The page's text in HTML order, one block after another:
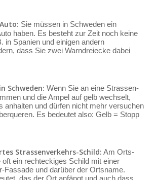
Sie müssen in Schweden ein
haben. Es besteht zur Zeit noch keine
in Spanien und einigen andern
dass Sie zwei Warndreiecke dabei
Schweden: Wenn Sie an eine Strassen-
und die Ampel auf gelb wechselt,
anhalten und dürfen nicht mehr versuchen
Es bedeutet also: Gelb = Stopp
Strassenverkehrs-Schild: Am Orts-
oft ein rechteckiges Schild mit einer
Fassade und darüber der Ortsname.
das der Ort anfängt und auch dass